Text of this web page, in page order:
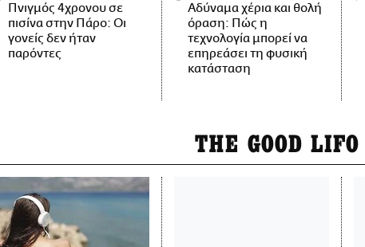
Πνιγμός 4χρονου σε
πισίνα στην Πάρο: Οι
γονείς δεν ήταν
παρόντες
Αδύναμα χέρια και θολή
όραση: Πώς η
τεχνολογία μπορεί να
επηρεάσει τη φυσική
κατάσταση
THE GOOD LIFO